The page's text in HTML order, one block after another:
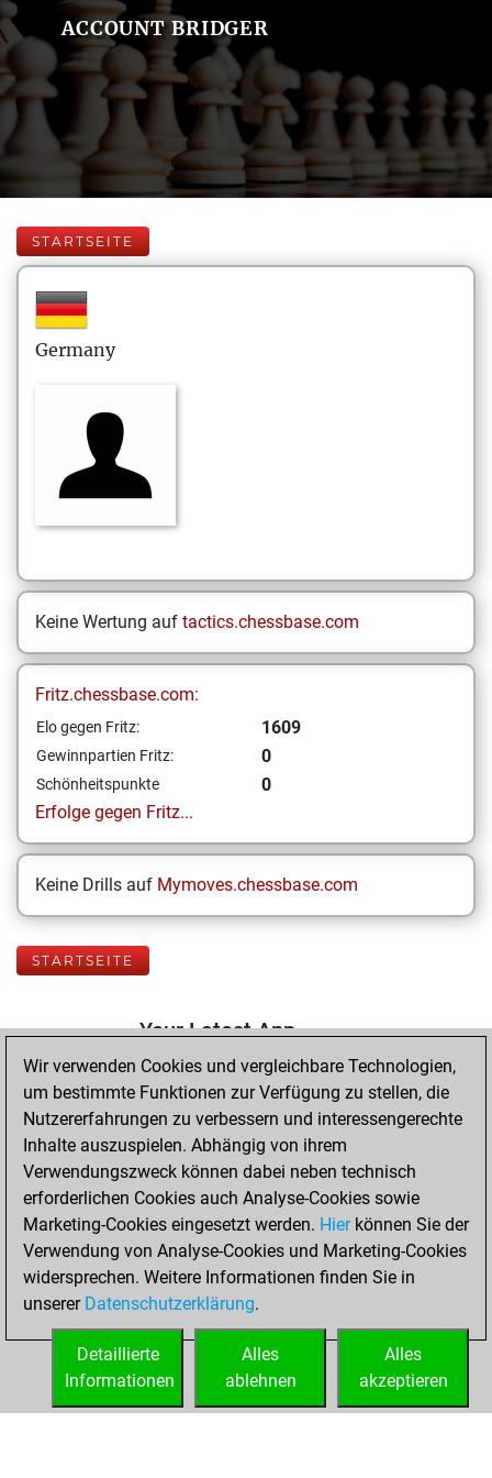
ACCOUNT BRIDGER
STARTSEITE
Germany
Keine Wertung auf tactics.chessbase.com
Fritz.chessbase.com:
Elo gegen Fritz: 1609
Gewinnpartien Fritz: 0
Schönheitspunkte
0
Erfolge gegen Fritz...
Keine Drills auf Mymoves.chessbase.com
STARTSEITE
Your Latest App
Activity
Samstag,
November 12,
2022
You achieved a
new Elo of 1609
Fritz
You
account
Wir verwenden Cookies und vergleichbare Technologien,
um bestimmte Funktionen zur Verfügung zu stellen, die
Nutzererfahrungen zu verbessern und interessengerechte
Inhalte auszuspielen. Abhängig von ihrem
Verwendungszweck können dabei neben technisch
erforderlichen Cookies auch Analyse-Cookies sowie
Marketing-Cookies eingesetzt werden. Hierkönnen Sie der
Verwendung von Analyse-Cookies und Marketing-Cookies
widersprechen. Weitere Informationen finden Sie in
unserer Datenschutzerklärung.
Alles
akzeptieren
Alles
ablehnen
Detaillierte
Informationen